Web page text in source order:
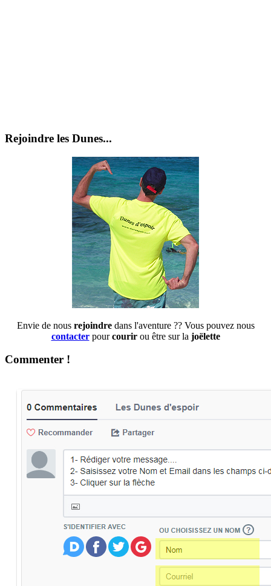
Rejoindre les Dunes...
Envie de nous rejoindre dans l'aventure ?? Vous pouvez nous
contacterpourcourir ou être sur la joëlette
Commenter !